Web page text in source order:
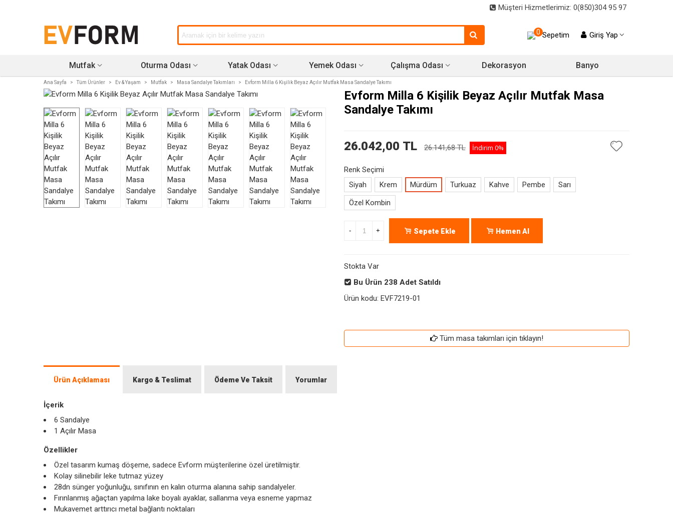
Müşteri Hizmetlerimiz: 0(850)304 95 97
0 Sepetim Giriş Yap
Mutfak Oturma Odası Yatak Odası Yemek Odası Çalışma Odası Dekorasyon Banyo
Ana Sayfa > Tüm Ürünler > Ev & Yaşam > Mutfak > Masa Sandalye Takımları > Evform Milla 6 Kişilik Beyaz Açılır Mutfak Masa Sandalye Takımı
Evform Milla 6 Kişilik Beyaz Açılır Mutfak Masa
Sandalye Takımı
26.042,00 TL 26.141,68 TL İndirim 0%
Renk Seçimi
Siyah
Krem Mürdüm Turkuaz Kahve Pembe
Sarı
Özel Kombin
- + Sepete Ekle Hemen Al
Stokta Var
Bu Ürün 238 Adet Satıldı
Ürün kodu: EVF7219-01
Tüm masa takımları için tıklayın!
Ürün Açıklaması Kargo & Teslimat Ödeme Ve Taksit Yorumlar
İçerik
6 Sandalye
1 Açılır Masa
Özellikler
Özel tasarım kumaş döşeme, sadece Evform müşterilerine özel üretilmiştir.
Kolay silinebilir leke tutmaz yüzey
28dn sünger yoğunluğu, sınıfının en kalın oturma alanına sahip sandalyeler.
Fırınlanmış ağaçtan yapılma lake boyalı ayaklar, sallanma veya esneme yapmaz
Mukavemet arttırıcı metal bağlantı noktaları